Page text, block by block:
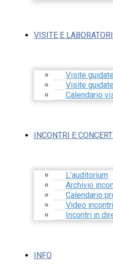
VISITE E LABORATORI
Visite
Visite
Calendario
INCONTRI E
L’auditorium
Archivio
Calendario
Video incontri
Incontri in
INFO